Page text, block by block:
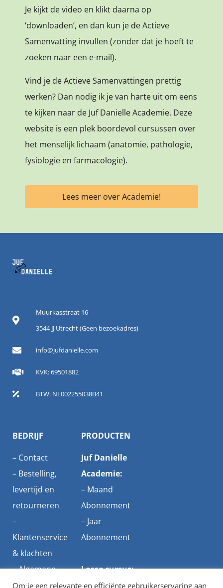
Je kijkt de video en klikt daarna op
‘downloaden’, en dan kun je de Actieve
Samenvatting invullen (zonder dat je hoeft te
zoeken naar een e-mail).
Vind je de Actieve Samenvattingen prettig
werken? Dan nodig ik je van harte uit om eens
te kijken naar de Juf Danielle Academie. Deze
website is een plek boordevol cursussen over
het menselijk lichaam (anatomie, pathologie,
fysiologie en farmacologie).
Lees meer over Academie!
Muurkasstraat 16
3544 JJ Utrecht (Geen bezoekadres)
info@jufdanielle.com
KVK: 69501882
BTW: NL002255038B41
BEDRIJF
– Contact
– Bestelling,
levertijd en
retourneren
–
Klantenservice
& klachten
–Algemene
voorwaarden
PRODUCTEN
Juf Danielle
Academie:
– Maand
Abonnement
– Jaar
Abonnement
Losse cursus:
–Studietips
Om je een relevante en efficiënte gebruikerservaring aan